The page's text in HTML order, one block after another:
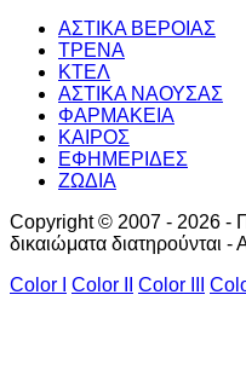
ΑΣΤΙΚΑ ΒΕΡΟΙΑΣ
ΤΡΕΝΑ
ΚΤΕΛ
ΑΣΤΙΚΑ ΝΑΟΥΣΑΣ
ΦΑΡΜΑΚΕΙΑ
ΚΑΙΡΟΣ
ΕΦΗΜΕΡΙΔΕΣ
ΖΩΔΙΑ
Copyright © 2007 - 2026 -
δικαιώματα διατηρούνται -
Color I
Color II Color III